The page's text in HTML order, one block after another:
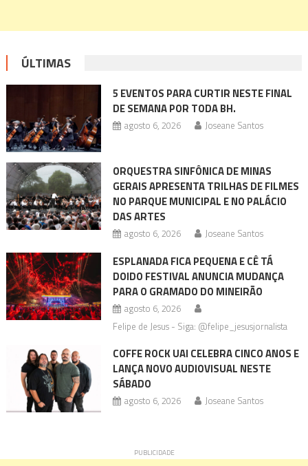
ÚLTIMAS
5 EVENTOS PARA CURTIR NESTE FINAL
DE SEMANA POR TODA BH.
agosto 6, 2026 Joseane Santos
ORQUESTRA SINFÔNICA DE MINAS
GERAIS APRESENTA TRILHAS DE FILMES
NO PARQUE MUNICIPAL E NO PALÁCIO
DAS ARTES
agosto 6, 2026 Joseane Santos
ESPLANADA FICA PEQUENA E CÊ TÁ
DOIDO FESTIVAL ANUNCIA MUDANÇA
PARA O GRAMADO DO MINEIRÃO
agosto 6, 2026
Felipe de Jesus - Siga: @felipe_jesusjornalista
COFFE ROCK UAI CELEBRA CINCO ANOS E
LANÇA NOVO AUDIOVISUAL NESTE
SÁBADO
agosto 6, 2026 Joseane Santos